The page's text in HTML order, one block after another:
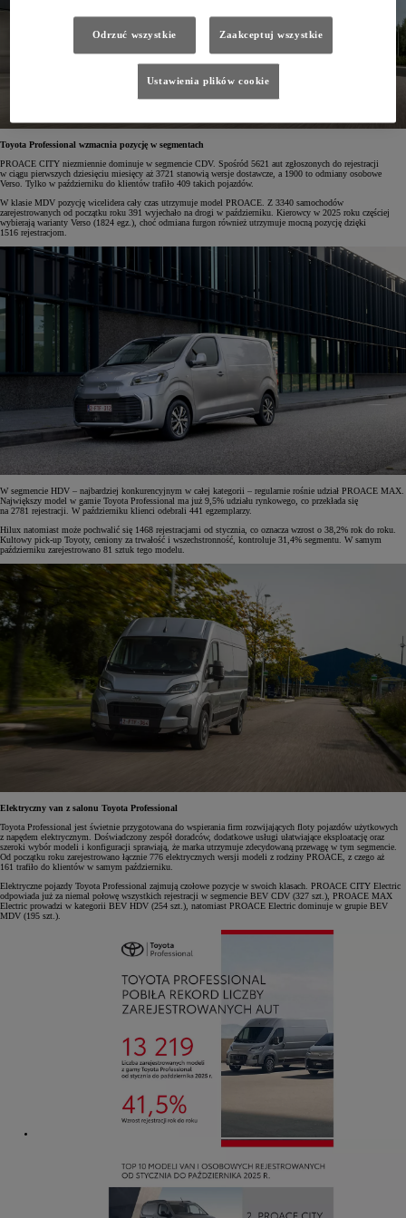
Toyota Professional wzmacnia pozycję w segmentach
PROACE CITY niezmiennie dominuje w segmencie CDV. Spośród 5621 aut zgłoszonych do rejestracji
w ciągu pierwszych dziesięciu miesięcy aż 3721 stanowią wersje dostawcze, a 1900 to odmiany osobowe
Verso. Tylko w październiku do klientów trafiło 409 takich pojazdów.
W klasie MDV pozycję wicelidera cały czas utrzymuje model PROACE. Z 3340 samochodów
zarejestrowanych od początku roku 391 wyjechało na drogi w październiku. Kierowcy w 2025 roku częściej
wybierają warianty Verso (1824 egz.), choć odmiana furgon również utrzymuje mocną pozycję dzięki
1516 rejestracjom.
W segmencie HDV – najbardziej konkurencyjnym w całej kategorii – regularnie rośnie udział PROACE MAX.
Największy model w gamie Toyota Professional ma już 9,5% udziału rynkowego, co przekłada się
na 2781 rejestracji. W październiku klienci odebrali 441 egzemplarzy.
Hilux natomiast może pochwalić się 1468 rejestracjami od stycznia, co oznacza wzrost o 38,2% rok do roku.
Kultowy pick-up Toyoty, ceniony za trwałość i wszechstronność, kontroluje 31,4% segmentu. W samym
październiku zarejestrowano 81 sztuk tego modelu.
Elektryczny van z salonu Toyota Professional
Toyota Professional jest świetnie przygotowana do wspierania firm rozwijających floty pojazdów użytkowych
z napędem elektrycznym. Doświadczony zespół doradców, dodatkowe usługi ułatwiające eksploatację oraz
szeroki wybór modeli i konfiguracji sprawiają, że marka utrzymuje zdecydowaną przewagę w tym segmencie.
Od początku roku zarejestrowano łącznie 776 elektrycznych wersji modeli z rodziny PROACE, z czego aż
161 trafiło do klientów w samym październiku.
Elektryczne pojazdy Toyota Professional zajmują czołowe pozycje w swoich klasach. PROACE CITY Electric
odpowiada już za niemal połowę wszystkich rejestracji w segmencie BEV CDV (327 szt.), PROACE MAX
Electric prowadzi w kategorii BEV HDV (254 szt.), natomiast PROACE Electric dominuje w grupie BEV
MDV (195 szt.).
Odrzuć wszystkie Zaakceptuj wszystkie
Ustawienia plików cookie